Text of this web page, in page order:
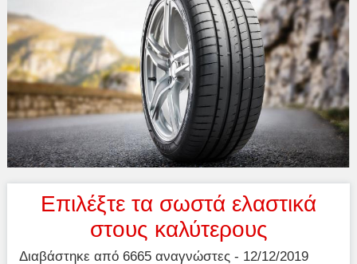
Επιλέξτε τα σωστά ελαστικά
στους καλύτερους
Διαβάστηκε από 6665 αναγνώστες - 12/12/2019